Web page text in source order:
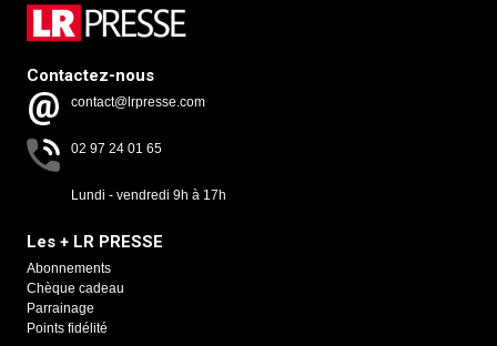
Contactez-nous
contact@lrpresse.com
02 97 24 01 65
Lundi - vendredi 9h à 17h
Les + LR PRESSE
Abonnements
Chèque cadeau
Parrainage
Points fidélité